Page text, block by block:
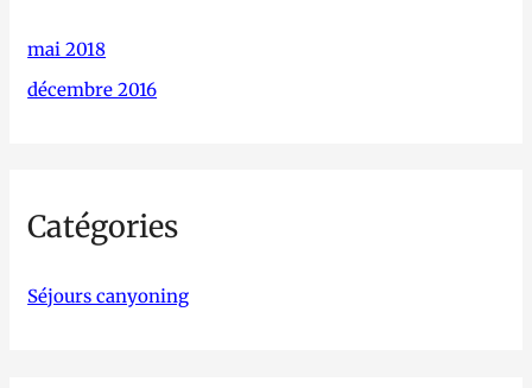
mai 2018
décembre 2016
Catégories
Séjours canyoning